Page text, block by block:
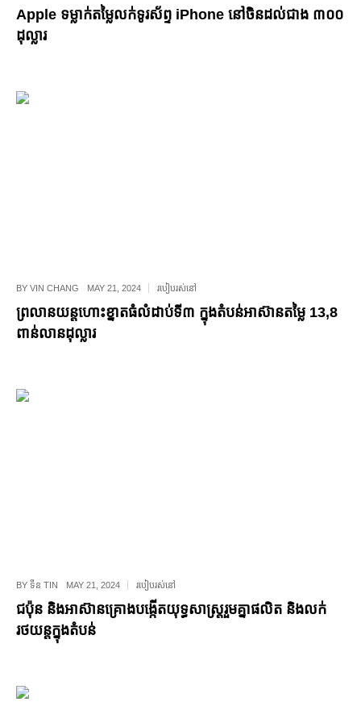
Apple ទម្លាក់តម្លៃលក់ទូរស័ព្ទ iPhone នៅចិនដល់ជាង ៣០០
ដុល្លារ
BY VIN CHANG MAY 21, 2024 របៀបរស់នៅ
ព្រលានយន្តហោះខ្នាតធំលំដាប់ទី៣ ក្នុងតំបន់អាស៊ានតម្លៃ 13,8
ពាន់​លាន​ដុល្លារ
BY ទីន TIN MAY 21, 2024 របៀបរស់នៅ
ជប៉ុន និងអាស៊ានគ្រោងបង្កើតយុទ្ធសាស្ត្ររួមគ្នាផលិត និងលក់
រថយន្តក្នុងតំបន់